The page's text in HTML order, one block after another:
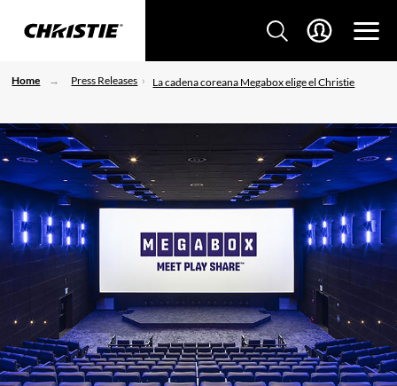
Home Press Releases La cadena coreana Megabox elige el Christie